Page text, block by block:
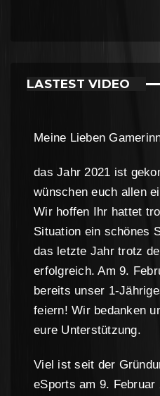
LASTEST VIDEO
Meine Lieben
das Jahr 2021 ist
wünschen euch allen
Wir hoffen Ihr hattet
Situation ein schönes
das letzte Jahr trotz
erfolgreich. Am 9.
bereits unser 1-
feiern! Wir bedanken
eure Unterstützung.
Viel ist seit der
eSports am 9. Februar